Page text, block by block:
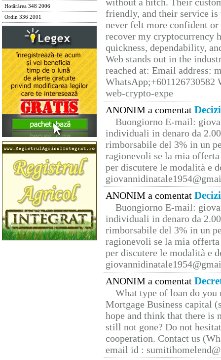
Hotărârea 348 2006
Ordin 336 2001
friendly, and their service
never felt more confident
recover my cryptocurrency
quickness, dependability,
Web stands out in the
reached at: Email address:
web-crypto-expe
ANONIM a comentat
Buongiorno E-mail:
individuali in denaro da
rimborsabile del 3% in un
ragionevoli se la mia
per discutere le modalità e
ANONIM a comentat
Buongiorno E-mail:
individuali in denaro da
rimborsabile del 3% in un
ragionevoli se la mia
per discutere le modalità e
ANONIM a comentat
What type of loan do you
Mortgage Business capital
hope and think that there is
still not gone? Do not
cooperation. Contact us
email id :